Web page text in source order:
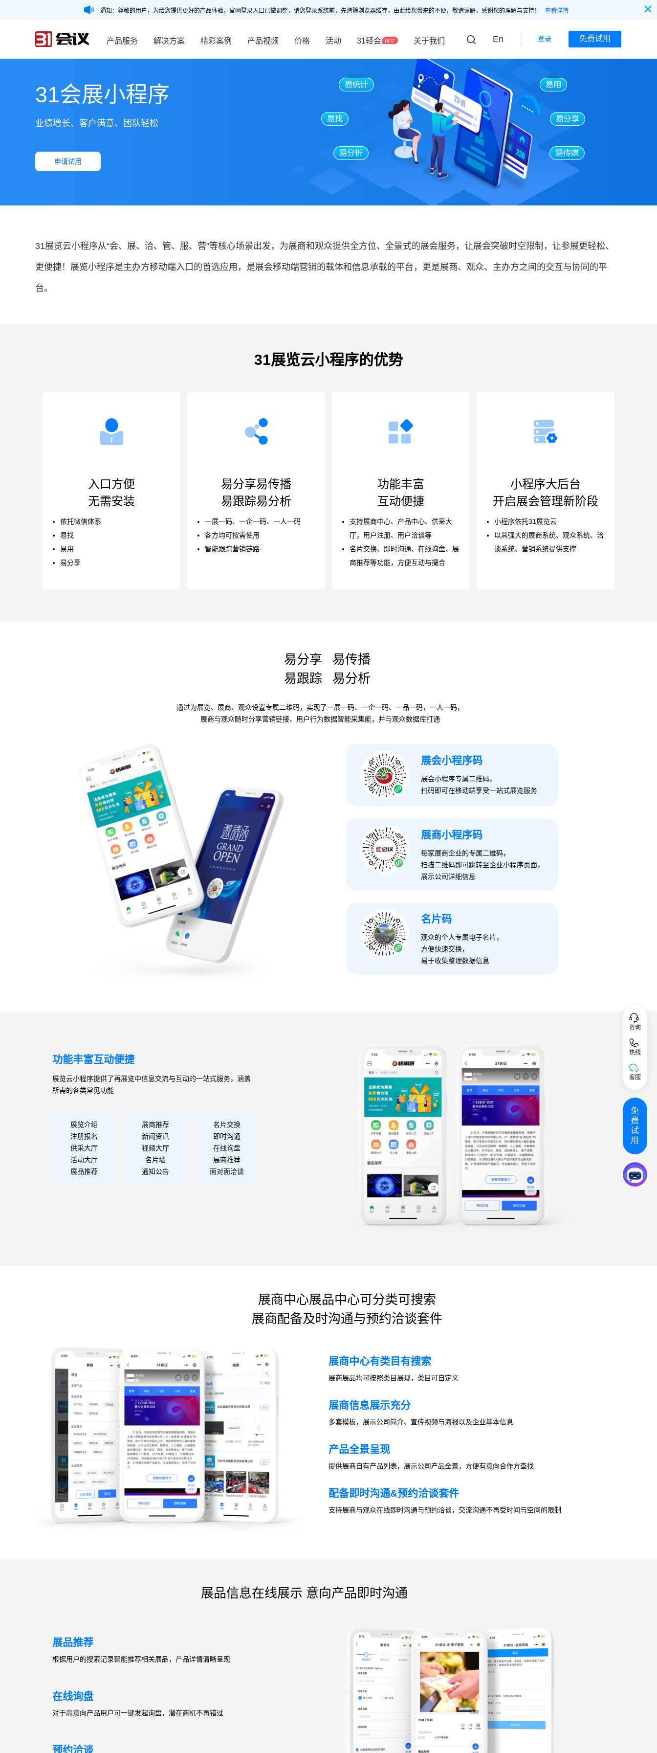
通知：尊敬的用户，为给您提供更好的产品体验，官网登录入口已做调整，请您登录系统前，先清除浏览器缓存，由此给您带来的不便，敬请谅解，感谢您的理解与支持！ 查看详情
产品服务 解决方案 精彩案例 产品视频 价格 活动 31轻会 关于我们 En 登录 免费试用
31会展小程序
业绩增长、客户满意、团队轻松
申请试用
31展览云小程序从“会、展、洽、管、服、营”等核心场景出发，为展商和观众提供全方位、全景式的展会服务，让展会突破时空限制，让参展更轻松、
更便捷！展览小程序是主办方移动端入口的首选应用，是展会移动端营销的载体和信息承载的平台，更是展商、观众、主办方之间的交互与协同的平
台。
31展览云小程序的优势
入口方便
无需安装
依托微信体系
易找
易用
易分享
易分享易传播
易跟踪易分析
一展一码、一企一码、一人一码
各方均可按需使用
智能跟踪营销链路
功能丰富
互动便捷
支持展商中心、产品中心、供采大
厅，用户注册、用户洽谈等
名片交换、即时沟通、在线询盘、展
商推荐等功能，方便互动与撮合
小程序大后台
开启展会管理新阶段
小程序依托31展览云
以其强大的展商系统、观众系统、洽
谈系统、营销系统提供支撑
易分享 易传播
易跟踪 易分析
通过为展览、展商、观众设置专属二维码，实现了一展一码、一企一码、一品一码，一人一码，
展商与观众随时分享营销链接、用户行为数据智能采集能，并与观众数据库打通
展会小程序码
展会小程序专属二维码，
扫码即可在移动端享受一站式展览服务
展商小程序码
每家展商企业的专属二维码，
扫描二维码即可跳转至企业小程序页面，
展示公司详细信息
名片码
观众的个人专属电子名片，
方便快速交换，
易于收集整理数据信息
功能丰富互动便捷
展览云小程序提供了再展览中信息交流与互动的一站式服务，涵盖
所需的各类常见功能
展览介绍
注册报名
供采大厅
活动大厅
展品推荐
展商推荐
新闻资讯
视频大厅
名片墙
通知公告
名片交换
即时沟通
在线询盘
展商推荐
面对面洽谈
展商中心展品中心可分类可搜索
展商配备及时沟通与预约洽谈套件
展商中心有类目有搜索
展商展品均可按照类目展现，类目可自定义
展商信息展示充分
多套模板，展示公司简介、宣传视频与海报以及企业基本信息
产品全景呈现
提供展商自有产品列表，展示公司产品全景，方便有意向合作方查找
配备即时沟通&预约洽谈套件
支持展商与观众在线即时沟通与预约洽谈，交流沟通不再受时间与空间的限制
展品信息在线展示 意向产品即时沟通
展品推荐
根据用户的搜索记录智能推荐相关展品，产品详情清晰呈现
在线询盘
对于高意向产品用户可一键发起询盘，潜在商机不再错过
预约洽谈
咨询
热线
客服
免
费
试
用